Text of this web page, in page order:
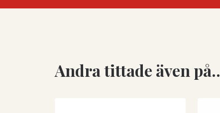
Andra tittade även på..